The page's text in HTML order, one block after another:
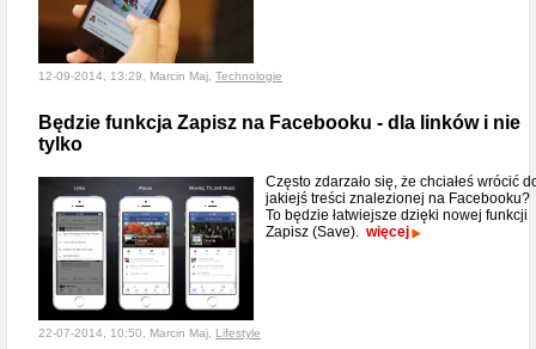
12-09-2014, 13:29, Marcin Maj, Technologie
Będzie funkcja Zapisz na Facebooku - dla linków i nie
tylko
Często zdarzało się, że chciałeś wrócić
jakiejś treści znalezionej na Facebooku?
To będzie łatwiejsze dzięki nowej funkcji
Zapisz (Save). więcej
22-07-2014, 10:50, Marcin Maj, Lifestyle